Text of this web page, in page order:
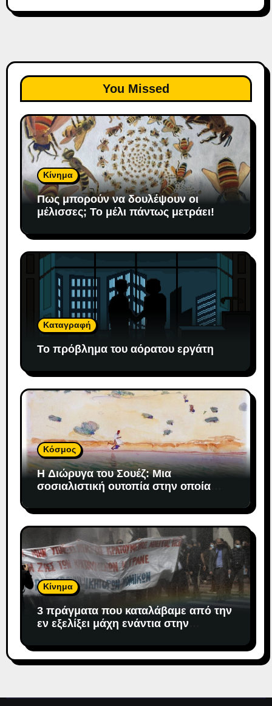
You Missed
Κίνημα
Πως μπορούν να δουλέψουν οι
μέλισσες; To μέλι πάντως μετράει!
Καταγραφή
Το πρόβλημα του αόρατου εργάτη
Κόσμος
H Διώρυγα του Σουέζ: Μια
σοσιαλιστική ουτοπία στην οποία
Κίνημα
3 πράγματα που καταλάβαμε από την
εν εξελίξει μάχη ενάντια στην